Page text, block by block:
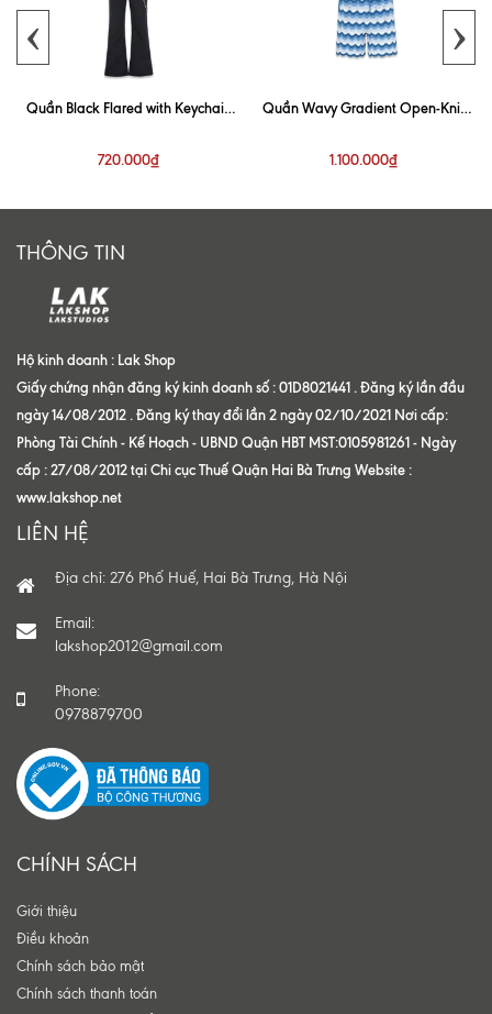
Quần Black Flared with Keychain
720.000₫
Quần Wavy Gradient Open-Knit
1.100.000₫
‹ ›
THÔNG TIN
Hộ kinh doanh : Lak Shop
Giấy chứng nhận đăng ký kinh doanh số : 01D8021441 . Đăng ký lần đầu
ngày 14/08/2012 . Đăng ký thay đổi lần 2 ngày 02/10/2021 Nơi cấp:
Phòng Tài Chính - Kế Hoạch - UBND Quận HBT MST:0105981261 - Ngày
cấp : 27/08/2012 tại Chi cục Thuế Quận Hai Bà Trưng Website :
www.lakshop.net
LIÊN HỆ
Địa chỉ: 276 Phố Huế, Hai Bà Trưng, Hà Nội
Email:
lakshop2012@gmail.com
Phone:
0978879700
CHÍNH SÁCH
Giới thiệu
Điều khoản
Chính sách bảo mật
Chính sách thanh toán